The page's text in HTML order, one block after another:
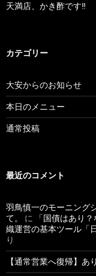
天満店、かき酢です‼︎
カテゴリー
大安からのお知らせ
本日のメニュー
通常投稿
最近のコメント
羽鳥慎一のモーニング
て。
に
「国債はあり
織運営の基本ツール「
り
【通常営業へ復帰】